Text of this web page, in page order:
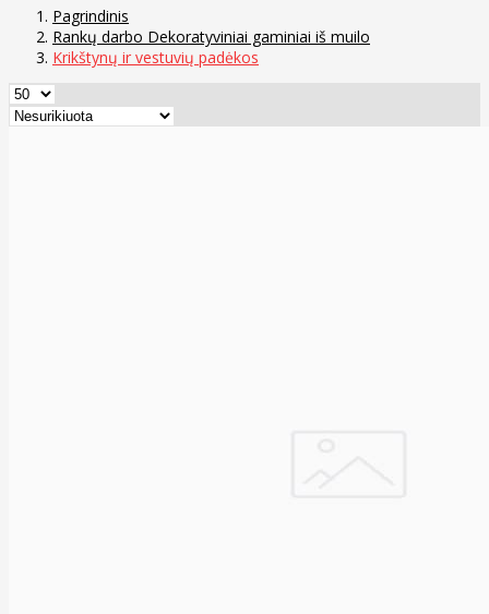
Pagrindinis
Rankų darbo Dekoratyviniai gaminiai iš muilo
Krikštynų ir vestuvių padėkos